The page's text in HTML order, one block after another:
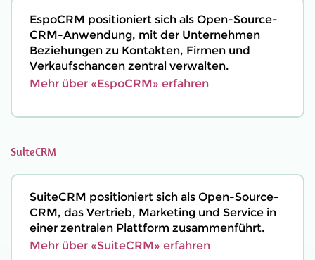
EspoCRM positioniert sich als Open-Source-
CRM-Anwendung, mit der Unternehmen
Beziehungen zu Kontakten, Firmen und
Verkaufschancen zentral verwalten.
Mehr über «EspoCRM» erfahren
SuiteCRM
SuiteCRM positioniert sich als Open-Source-
CRM, das Vertrieb, Marketing und Service in
einer zentralen Plattform zusammenführt.
Mehr über «SuiteCRM» erfahren